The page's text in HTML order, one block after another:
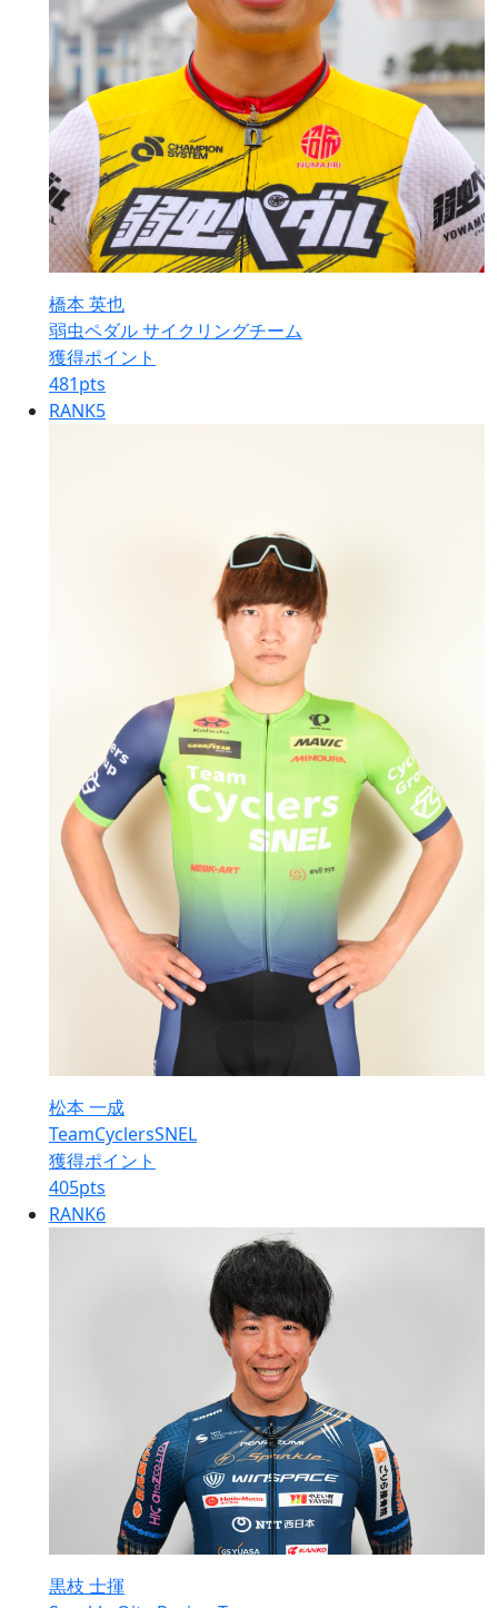
橋本 英也
弱虫ペダル サイクリングチーム
獲得ポイント
481pts
RANK5
松本 一成
TeamCyclersSNEL
獲得ポイント
405pts
RANK6
黒枝 士揮